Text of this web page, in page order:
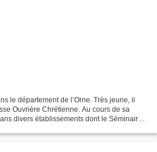
le département de l’Orne. Très jeune, il
Ouvrière Chrétienne. Au cours de sa
divers établissements dont le Séminaire